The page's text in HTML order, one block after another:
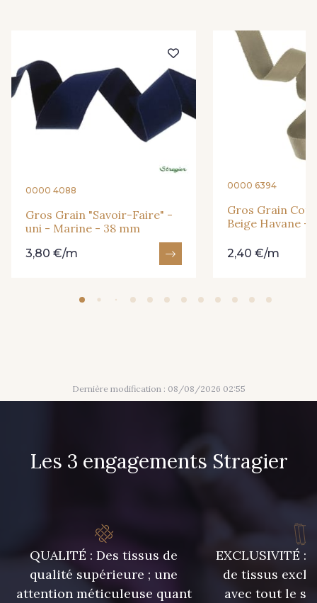
66 - Camel
912 - Gold
918 - Beige Sable Foncé
919 - Beige Sable
920 - Bronze 921 - Azur
7 - Sable 6 - Rose Zéphyr
55 - Violet 18 - Blush
0000 4088
Gros Grain "Savoir-Faire" -
uni - Marine - 38 mm
3,80 €/m
0000 6394
Gros Grain
Beige Havane -
2,40 €/m
Dernière modification : 08/08/2026 02:55
Les 3 engagements Stragier
QUALITÉ : Des tissus de
qualité supérieure ; une
attention méticuleuse quant
EXCLUSIVITÉ :
de tissus
avec tout le